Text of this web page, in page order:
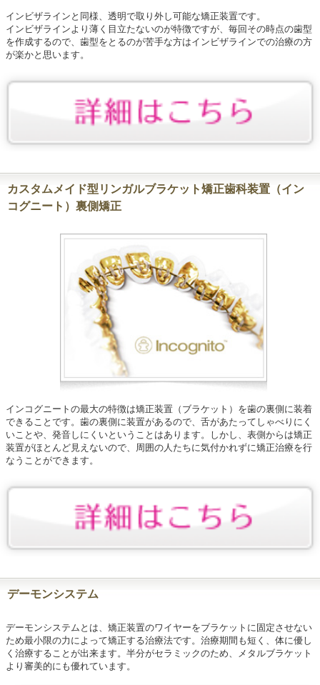
インビザラインと同様、透明で取り外し可能な矯正装置です。
インビザラインより薄く目立たないのが特徴ですが、毎回その時点の歯型
を作成するので、歯型をとるのが苦手な方はインビザラインでの治療の方
が楽かと思います。
カスタムメイド型リンガルブラケット矯正歯科装置（イン
コグニート）裏側矯正
インコグニートの最大の特徴は矯正装置（ブラケット）を歯の裏側に装着
できることです。歯の裏側に装置があるので、舌があたってしゃべりにく
いことや、発音しにくいということはあります。しかし、表側からは矯正
装置がほとんど見えないので、周囲の人たちに気付かれずに矯正治療を行
なうことができます。
デーモンシステム
デーモンシステムとは、矯正装置のワイヤーをブラケットに固定させない
ため最小限の力によって矯正する治療法です。治療期間も短く、体に優し
く治療することが出来ます。半分がセラミックのため、メタルブラケット
より審美的にも優れています。